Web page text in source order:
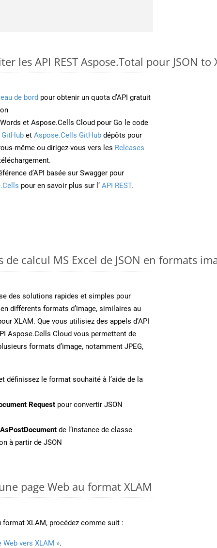
les API REST Aspose.Total pour JSON to
de bord pour obtenir un quota d’API gratuit
et Aspose.Cells Cloud pour Go le code
et Aspose.Cells GitHub dépôts pour
même ou dirigez-vous vers les Releases
d’API basée sur Swagger pour
pour en savoir plus sur l’ API REST.
calcul MS Excel de JSON en formats
des solutions rapides et simples pour
différents formats d’image, similaires au
XLAM. Que vous utilisiez des appels d’API
Aspose.Cells Cloud vous permettent de
formats d’image, notamment JPEG,
définissez le format souhaité à l’aide de la
Request pour convertir JSON
de l’instance de classe
à partir de JSON
page Web au format XLAM
format XLAM, procédez comme suit :
Web vers XLAM ».